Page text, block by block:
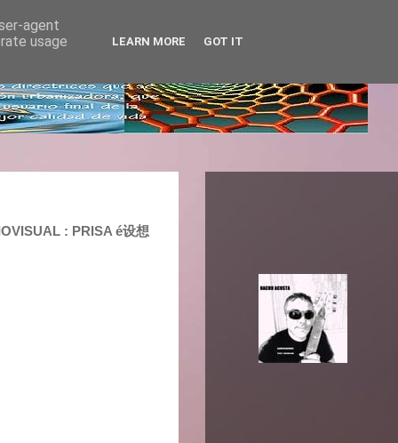
: PRISA é设想
agent
usage
LEARN MORE GOT IT